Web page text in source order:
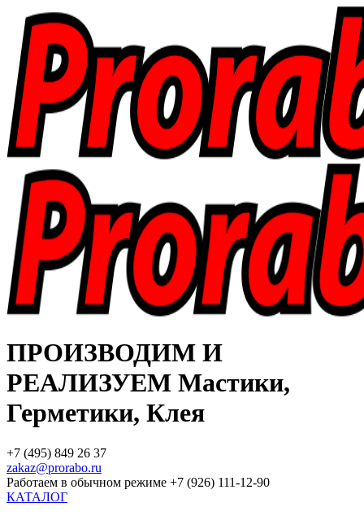
ПРОИЗВОДИМ И
РЕАЛИЗУЕМ Мастики,
Герметики, Клея
+7 (495) 849 26 37
zakaz@prorabo.ru
Работаем в обычном режиме +7 (926) 111-12-90
КАТАЛОГ